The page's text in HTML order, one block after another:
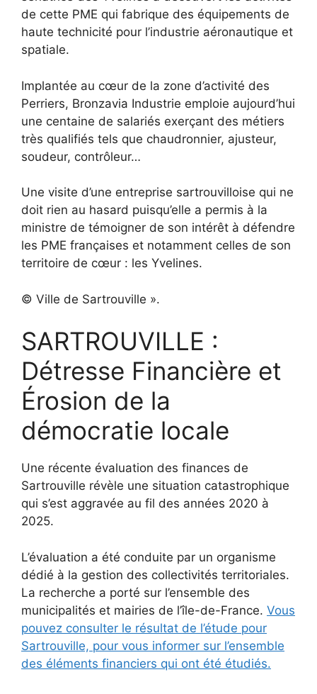
de cette PME qui fabrique des équipements de
haute technicité pour l’industrie aéronautique et
spatiale.
Implantée au cœur de la zone d’activité des
Perriers, Bronzavia Industrie emploie aujourd’hui
une centaine de salariés exerçant des métiers
très qualifiés tels que chaudronnier, ajusteur,
soudeur, contrôleur…
Une visite d’une entreprise sartrouvilloise qui ne
doit rien au hasard puisqu’elle a permis à la
ministre de témoigner de son intérêt à défendre
les PME françaises et notamment celles de son
territoire de cœur : les Yvelines.
© Ville de Sartrouville ».
SARTROUVILLE :
Détresse Financière et
Érosion de la
démocratie locale
Une récente évaluation des finances de
Sartrouville révèle une situation catastrophique
qui s’est aggravée au fil des années 2020 à
2025.
L’évaluation a été conduite par un organisme
dédié à la gestion des collectivités territoriales.
La recherche a porté sur l’ensemble des
municipalités et mairies de l’île-de-France. Vous
pouvez consulter le résultat de l’étude pour
Sartrouville, pour vous informer sur l’ensemble
des éléments financiers qui ont été étudiés.